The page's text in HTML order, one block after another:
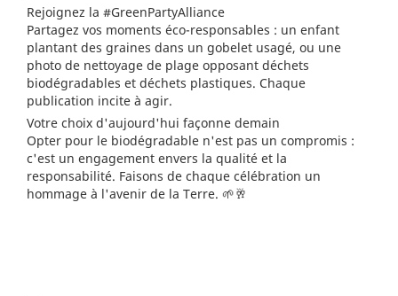
Rejoignez la #GreenPartyAlliance
Partagez vos moments éco-responsables : un enfant
plantant des graines dans un gobelet usagé, ou une
photo de nettoyage de plage opposant déchets
biodégradables et déchets plastiques. Chaque
publication incite à agir.
Votre choix d'aujourd'hui façonne demain
Opter pour le biodégradable n'est pas un compromis :
c'est un engagement envers la qualité et la
responsabilité. Faisons de chaque célébration un
hommage à l'avenir de la Terre. 🌱🥂